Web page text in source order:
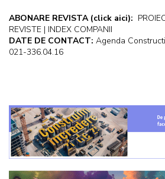
ABONARE REVISTA (click aici):
REVISTE | INDEX COMPANII
DATE DE CONTACT: Agenda
021-336.04.16